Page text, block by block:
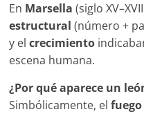
En Marsella (siglo
estructural (número +
y elcrecimiento
escena humana.
¿Por qué aparece un
Simbólicamente, elfuego